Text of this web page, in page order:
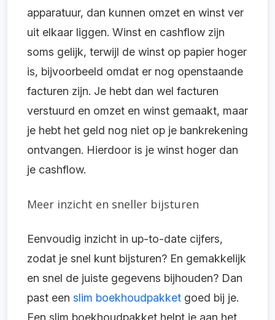
apparatuur, dan kunnen omzet en winst ver
uit elkaar liggen. Winst en cashflow zijn
soms gelijk, terwijl de winst op papier hoger
is, bijvoorbeeld omdat er nog openstaande
facturen zijn. Je hebt dan wel facturen
verstuurd en omzet en winst gemaakt, maar
je hebt het geld nog niet op je bankrekening
ontvangen. Hierdoor is je winst hoger dan
je cashflow.
Meer inzicht en sneller bijsturen
Eenvoudig inzicht in up-to-date cijfers,
zodat je snel kunt bijsturen? En gemakkelijk
en snel de juiste gegevens bijhouden? Dan
past een slim boekhoudpakket goed bij je.
Een slim boekhoudpakket helpt je aan het